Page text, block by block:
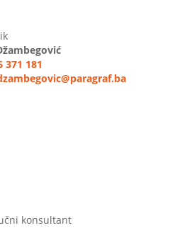
371 181
konsultant